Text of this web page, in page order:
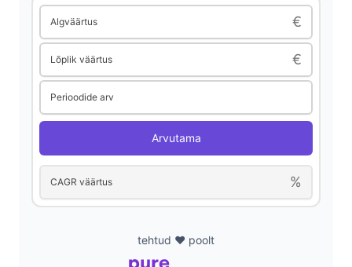
d
e
o
Algväärtus €
Lõplik väärtus €
Perioodide arv
Arvutama
CAGR väärtus %
tehtud ❤️ poolt